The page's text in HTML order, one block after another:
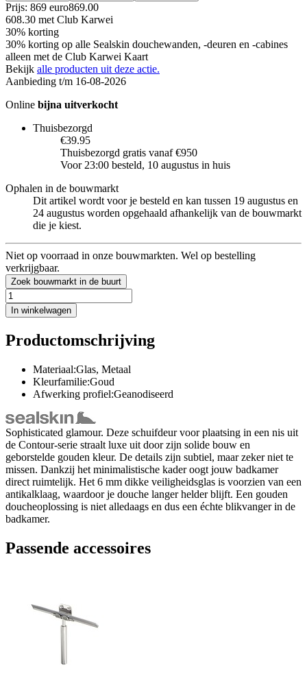
Prijs: 869 euro869.00
608.30 met Club Karwei
30% korting
30% korting op alle Sealskin douchewanden, -deuren en -cabines
alleen met de Club Karwei Kaart
Bekijk alle producten uit deze actie.
Aanbieding t/m 16-08-2026
Online bijna uitverkocht
Thuisbezorgd
€39.95
Thuisbezorgd gratis vanaf €950
Voor 23:00 besteld, 10 augustus in huis
Ophalen in de bouwmarkt
Dit artikel wordt voor je besteld en kan tussen 19 augustus en
24 augustus worden opgehaald afhankelijk van de bouwmarkt
die je kiest.
Niet op voorraad in onze bouwmarkten. Wel op bestelling
verkrijgbaar.
Zoek bouwmarkt in de buurt
In winkelwagen
Productomschrijving
Materiaal:Glas, Metaal
Kleurfamilie:Goud
Afwerking profiel:Geanodiseerd
Sophisticated glamour. Deze schuifdeur voor plaatsing in een nis uit
de Contour-serie straalt luxe uit door zijn solide bouw en
geborstelde gouden kleur. De details zijn subtiel, maar zeker niet te
missen. Dankzij het minimalistische kader oogt jouw badkamer
direct ruimtelijk. Het 6 mm dikke veiligheidsglas is voorzien van een
antikalklaag, waardoor je douche langer helder blijft. Een gouden
doucheoplossing is niet alledaags en dus een échte blikvanger in de
badkamer.
Passende accessoires